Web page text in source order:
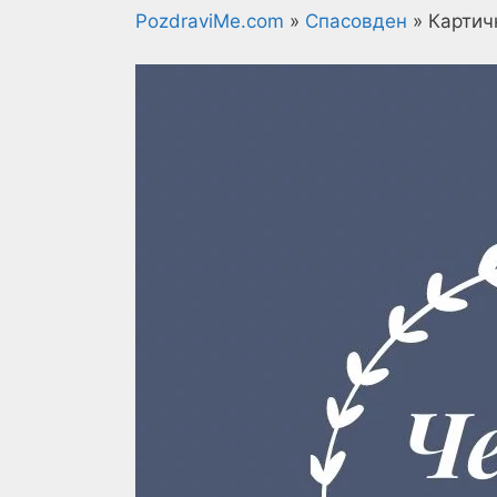
PozdraviMe.com » Спасовден »